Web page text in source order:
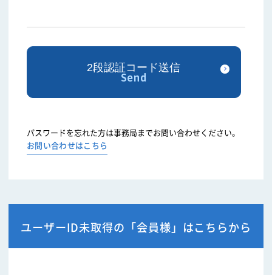
パスワードを忘れた方は事務局までお問い合わせください。
お問い合わせはこちら
ユーザーID未取得の「会員様」はこちらから